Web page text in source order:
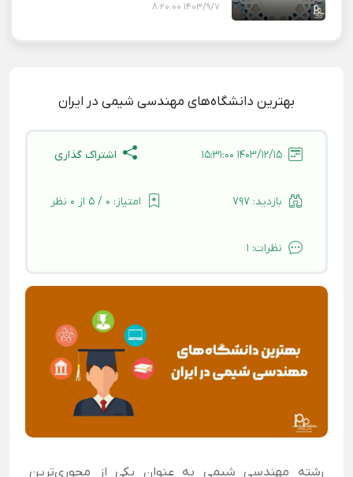
1403/9/7 8:20:00
بهترین دانشگاه‌های مهندسی شیمی در ایران
1403/12/15 15:31:00 اشتراک گذاری
بازدید:797 امتیاز: 0 / 5 از 0 نظر
نظرات: 1
رشته مهندسی شیمی به عنوان یکی از محوری‌ترین